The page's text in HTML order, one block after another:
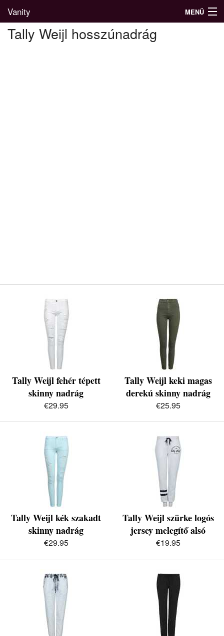
Vanity MENÜ
Tally Weijl hosszúnadrág
Tally Weijl fehér tépett
skinny nadrág
€29.95
Tally Weijl keki magas
derekú skinny nadrág
€25.95
Tally Weijl kék szakadt
skinny nadrág
€29.95
Tally Weijl szürke logós
jersey melegítő alsó
€19.95